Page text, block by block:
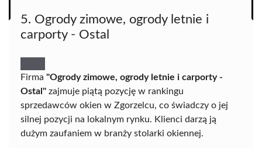
5. Ogrody zimowe, ogrody letnie i
carporty - Ostal
Firma "Ogrody zimowe, ogrody letnie i carporty -
Ostal" zajmuje piątą pozycję w rankingu
sprzedawców okien w Zgorzelcu, co świadczy o jej
silnej pozycji na lokalnym rynku. Klienci darzą ją
dużym zaufaniem w branży stolarki okiennej.